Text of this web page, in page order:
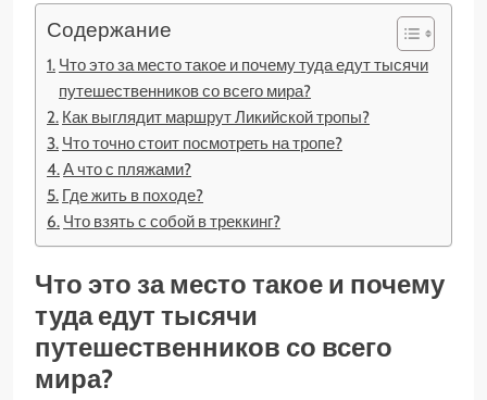
Содержание
Что это за место такое и почему туда едут тысячи
путешественников со всего мира?
Как выглядит маршрут Ликийской тропы?
Что точно стоит посмотреть на тропе?
А что с пляжами?
Где жить в походе?
Что взять с собой в треккинг?
Что это за место такое и почему
туда едут тысячи
путешественников со всего
мира?